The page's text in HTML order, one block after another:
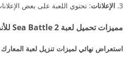
الإعلانات: تحتوي اللعبة على بعض
مميزات تحميل لعبة Sea Battle 2 للأندرويد أخر إصدار
استعراض نهائي لميزات تنزيل لعبة المعارك